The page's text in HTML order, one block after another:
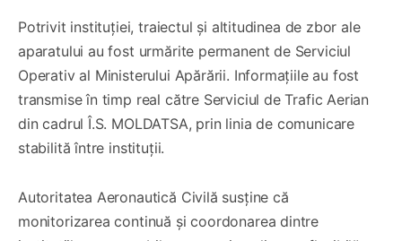
Potrivit instituției, traiectul și altitudinea de zbor ale
aparatului au fost urmărite permanent de Serviciul
Operativ al Ministerului Apărării. Informațiile au fost
transmise în timp real către Serviciul de Trafic Aerian
din cadrul Î.S. MOLDATSA, prin linia de comunicare
stabilită între instituții.
Autoritatea Aeronautică Civilă susține că
monitorizarea continuă și coordonarea dintre